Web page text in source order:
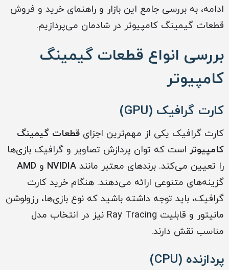
ادامه، به بررسی جامع این بازار و راهنمای خرید و فروش
قطعات گیمینگ کامپیوتر در شادمان می‌پردازیم.
بررسی انواع قطعات گیمینگ
کامپیوتر
کارت گرافیک (GPU)
کارت گرافیک یکی از مهم‌ترین اجزای قطعات گیمینگ
کامپیوتر است که توان پردازش تصاویر و گرافیک بازی‌ها
را تعیین می‌کند. برندهای معتبر مانند NVIDIA و AMD
گزینه‌های متنوعی ارائه می‌دهند. هنگام خرید کارت
گرافیک، باید توجه داشته باشید که نوع بازی‌ها، رزولوشن
مانیتور و قابلیت Ray Tracing نیز در انتخاب مدل
مناسب نقش دارند.
پردازنده (CPU)